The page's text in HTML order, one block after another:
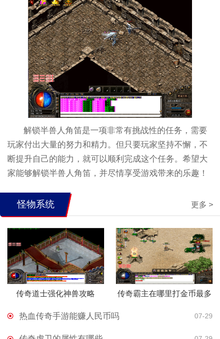
解锁半兽人角笛是一项非常有挑战性的任务，需要
玩家付出大量的努力和精力。但只要玩家坚持不懈，不
断提升自己的能力，就可以顺利完成这个任务。希望大
家能够解锁半兽人角笛，并尽情享受游戏带来的乐趣！
怪物系统 更多 >
传奇道士强化神兽攻略 传奇霸主在哪里打金币最多
热血传奇手游能赚人民币吗 07-29